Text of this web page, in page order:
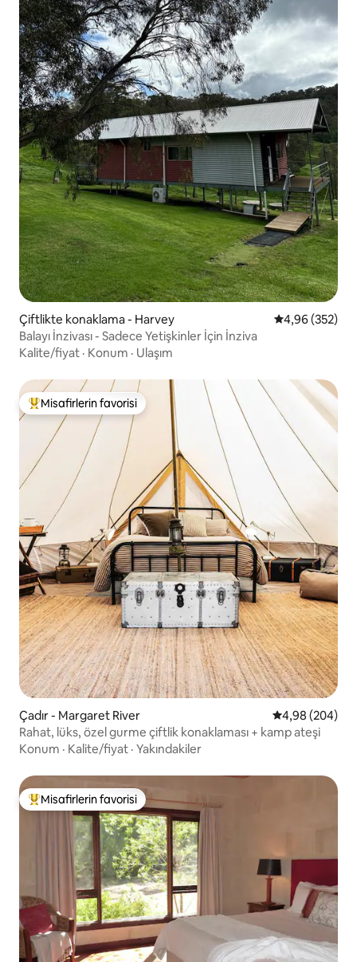
Çiftlikte konaklama - Harvey 5 üzerinden
4,96 (352)
Balayı İnzivası - Sadece Yetişkinler İçin İnziva
Kalite/fiyat · Konum · Ulaşım
Misafirlerin favorilerinden en beğenilenler arasında
Misafirlerin favorisi
Çadır - Margaret River 5 üzerinden
4,98 (204)
Rahat, lüks, özel gurme çiftlik konaklaması + kamp ateşi
Konum · Kalite/fiyat · Yakındakiler
Misafirlerin favorilerinden en beğenilenler arasında
Misafirlerin favorisi